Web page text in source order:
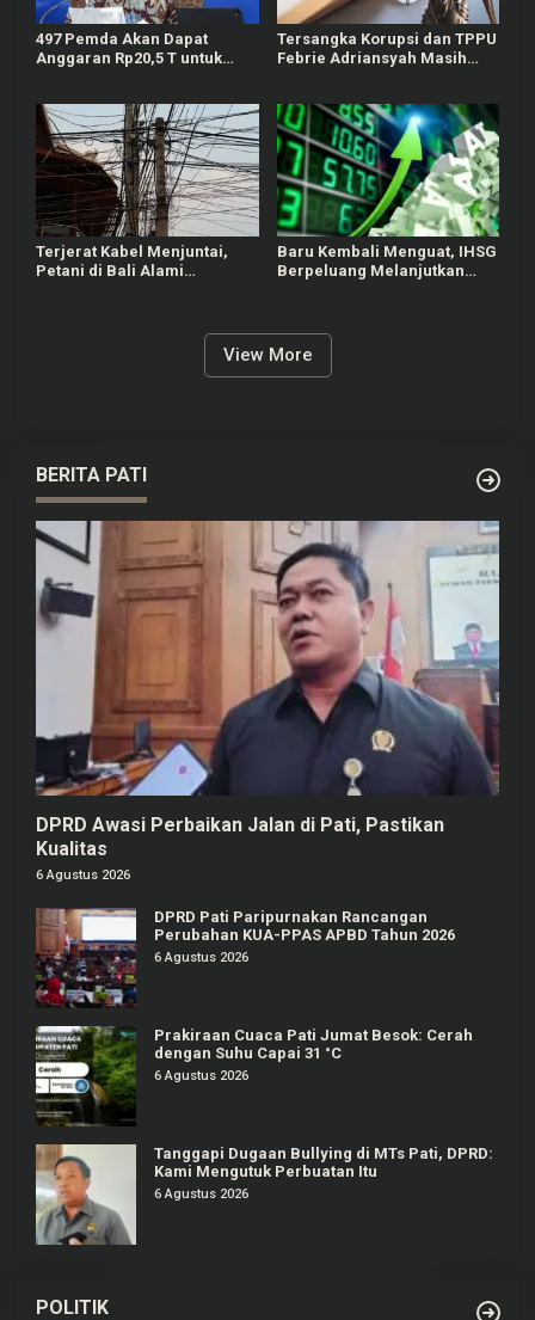
497 Pemda Akan Dapat
Anggaran Rp20,5 T untuk
Tersangka Korupsi dan TPPU
Febrie Adriansyah Masih
Terjerat Kabel Menjuntai,
Petani di Bali Alami
Baru Kembali Menguat, IHSG
Berpeluang Melanjutkan
View More
BERITA PATI
DPRD Awasi Perbaikan Jalan di Pati, Pastikan
Kualitas
6 Agustus 2026
DPRD Pati Paripurnakan Rancangan
Perubahan KUA-PPAS APBD Tahun 2026
6 Agustus 2026
Prakiraan Cuaca Pati Jumat Besok: Cerah
dengan Suhu Capai 31 °C
6 Agustus 2026
Tanggapi Dugaan Bullying di MTs Pati, DPRD:
Kami Mengutuk Perbuatan Itu
6 Agustus 2026
POLITIK